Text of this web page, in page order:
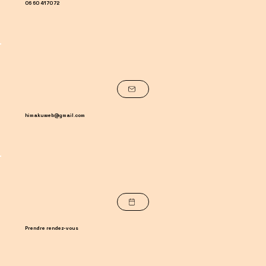
06 60 41 70 72
himakuweb@gmail.com
Prendre rendez-vous